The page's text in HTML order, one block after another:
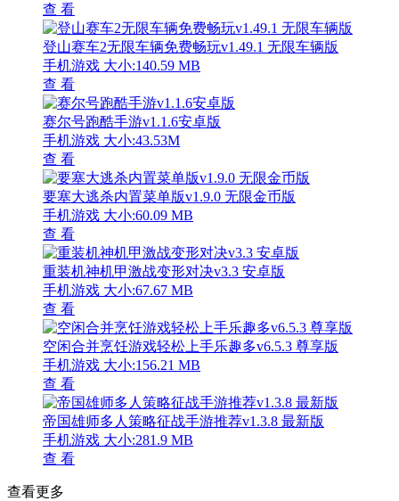
查 看
登山赛车2无限车辆免费畅玩v1.49.1 无限车辆版
手机游戏 大小:140.59 MB
查 看
赛尔号跑酷手游v1.1.6安卓版
手机游戏 大小:43.53M
查 看
要塞大逃杀内置菜单版v1.9.0 无限金币版
手机游戏 大小:60.09 MB
查 看
重装机神机甲激战变形对决v3.3 安卓版
手机游戏 大小:67.67 MB
查 看
空闲合并烹饪游戏轻松上手乐趣多v6.5.3 尊享版
手机游戏 大小:156.21 MB
查 看
帝国雄师多人策略征战手游推荐v1.3.8 最新版
手机游戏 大小:281.9 MB
查 看
查看更多